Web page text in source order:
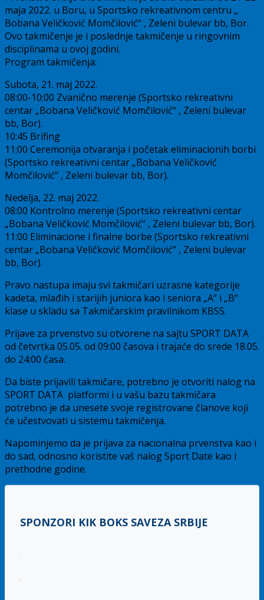
maja 2022. u Boru, u Sportsko rekreativnom centru „
Bobana Veličković Momčilović“ , Zeleni bulevar bb, Bor.
Ovo takmičenje je i poslednje takmičenje u ringovnim
disciplinama u ovoj godini.
Program takmičenja:
Subota, 21. maj 2022.
08:00-10:00 Zvanično merenje (Sportsko rekreativni
centar „Bobana Veličković Momčilović“ , Zeleni bulevar
bb, Bor).
10:45 Brifing
11:00 Ceremonija otvaranja i početak eliminacionih borbi
(Sportsko rekreativni centar „Bobana Veličković
Momčilović“ , Zeleni bulevar bb, Bor).
Nedelja, 22. maj 2022.
08:00 Kontrolno merenje (Sportsko rekreativni centar
„Bobana Veličković Momčilović“ , Zeleni bulevar bb, Bor).
11:00 Eliminacione i finalne borbe (Sportsko rekreativni
centar „Bobana Veličković Momčilović“ , Zeleni bulevar
bb, Bor).
Pravo nastupa imaju svi takmičari uzrasne kategorije
kadeta, mlađih i starijih juniora kao i seniora „A“ i „B“
klase u skladu sa Takmičarskim pravilnikom KBSS.
Prijave za prvenstvo su otvorene na sajtu SPORT DATA
od četvrtka 05.05. od 09:00 časova i trajaće do srede 18.05.
do 24:00 časa.
Da biste prijavili takmičare, potrebno je otvoriti nalog na
SPORT DATA platformi i u vašu bazu takmičara
potrebno je da unesete svoje registrovane članove koji
će učestvovati u sistemu takmičenja.
Napominjemo da je prijava za nacionalna prvenstva kao i
do sad, odnosno koristite vaš nalog Sport Date kao i
prethodne godine.
SPONZORI KIK BOKS SAVEZA SRBIJE